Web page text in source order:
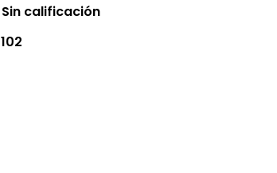
Sin calificación
102